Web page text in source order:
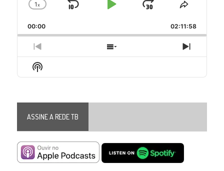
Change
Rate
1x
Skip
Play
Jump
Forward
Share
Episode
00:00 02:11:58
Previous
Episode
Show
Episodes
Next
Episode
Show
Podcast
ASSINE A REDE TB